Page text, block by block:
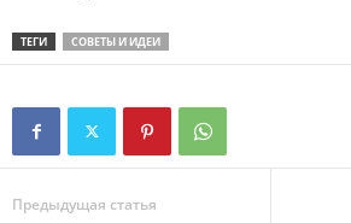
ТЕГИ СОВЕТЫ И ИДЕИ
Предыдущая статья